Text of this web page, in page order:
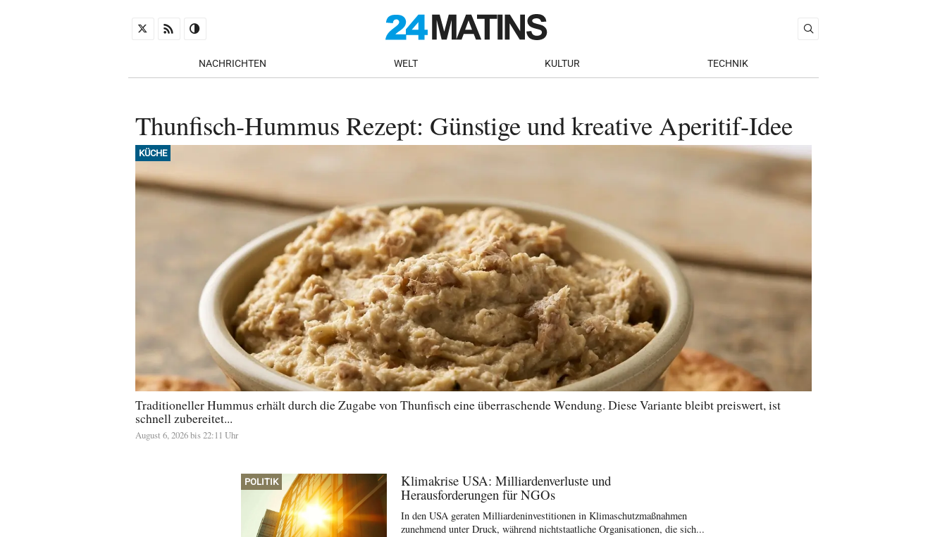
NACHRICHTEN WELT KULTUR TECHNIK
Thunfisch-Hummus Rezept: Günstige und kreative Aperitif-Idee
KÜCHE
Traditioneller Hummus erhält durch die Zugabe von Thunfisch eine überraschende Wendung. Diese Variante bleibt preiswert, ist
schnell zubereitet...
August 6, 2026 bis 22:11 Uhr
POLITIK
Klimakrise USA: Milliardenverluste und
Herausforderungen für NGOs
In den USA geraten Milliardeninvestitionen in Klimaschutzmaßnahmen
zunehmend unter Druck, während nichtstaatliche Organisationen, die sich...